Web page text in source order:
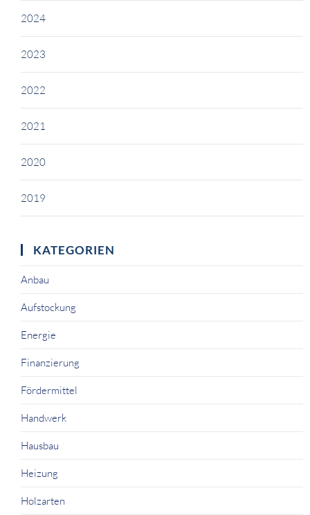
2024
2023
2022
2021
2020
2019
KATEGORIEN
Anbau
Aufstockung
Energie
Finanzierung
Fördermittel
Handwerk
Hausbau
Heizung
Holzarten